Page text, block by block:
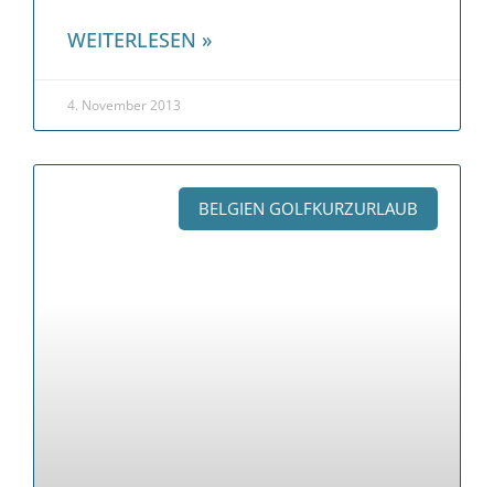
WEITERLESEN »
4. November 2013
BELGIEN GOLFKURZURLAUB